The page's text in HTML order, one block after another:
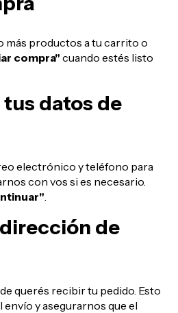
más productos a tu carrito o
compra" cuando estés listo
datos de
electrónico y teléfono para
con vos si es necesario.
.
de
querés recibir tu pedido. Esto
envío y asegurarnos que el